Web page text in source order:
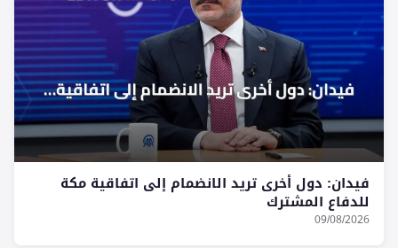
فيدان: دول أخرى تريد الانضمام إلى اتفاقية مكة
للدفاع المشترك
09/08/2026